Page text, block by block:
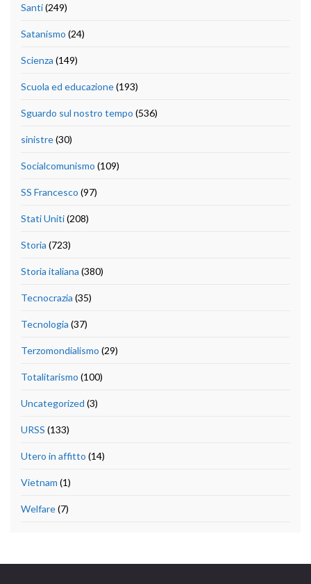
Santi(249)
Satanismo (24)
Scienza (149)
Scuola ed educazione(193)
Sguardo sul nostro tempo (536)
sinistre(30)
Socialcomunismo (109)
SS Francesco (97)
Stati Uniti(208)
Storia (723)
Storia italiana (380)
Tecnocrazia (35)
Tecnologia (37)
Terzomondialismo (29)
Totalitarismo (100)
Uncategorized (3)
URSS (133)
Utero in affitto (14)
Vietnam (1)
Welfare(7)